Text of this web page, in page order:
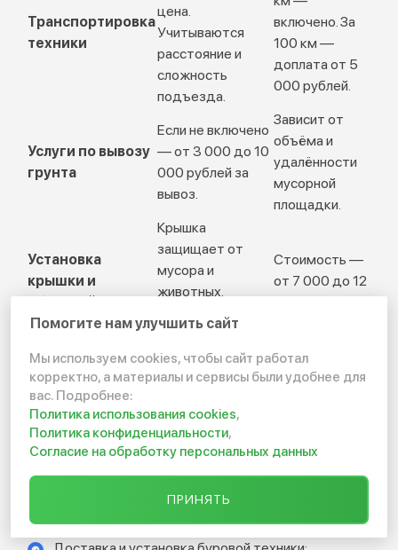
Транспортировка
техники
цена.
Учитываются
расстояние и
сложность
подъезда.
включено. За
100 км —
доплата от 5
000 рублей.
Услуги по вывозу
грунта
Если не включено
— от 3 000 до 10
000 рублей за
вывоз.
Зависит от
объёма и
удалённости
мусорной
площадки.
Установка
крышки и
Крышка
защищает от
мусора и
животных.
Дополнительная
Стоимость —
от 7 000 до 12
Что обычно входит в
базовую стоимость?
Качественные компании предлагают фиксированный
пакет услуг. В базовую стоимость обычно входят:
Помогите нам улучшить сайт
Мы используем cookies, чтобы сайт работал
корректно, а материалы и сервисы были удобнее для
вас. Подробнее:
Политика использования cookies,
Политика конфиденциальности,
Согласие на обработку персональных данных
ПРИНЯТЬ